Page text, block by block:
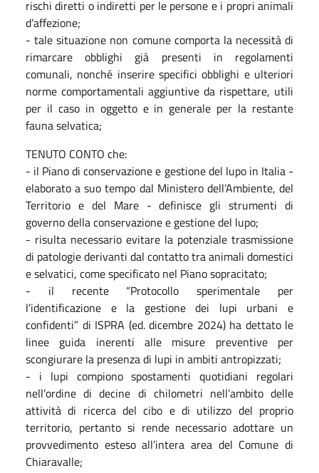
rischi diretti o indiretti per le persone e i propri animali
d’affezione;
- tale situazione non comune comporta la necessità di
rimarcare obblighi già presenti in regolamenti
comunali, nonché inserire specifici obblighi e ulteriori
norme comportamentali aggiuntive da rispettare, utili
per il caso in oggetto e in generale per la restante
fauna selvatica;
TENUTO CONTO che:
- il Piano di conservazione e gestione del lupo in Italia -
elaborato a suo tempo dal Ministero dell’Ambiente, del
Territorio e del Mare - definisce gli strumenti di
governo della conservazione e gestione del lupo;
- risulta necessario evitare la potenziale trasmissione
di patologie derivanti dal contatto tra animali domestici
e selvatici, come specificato nel Piano sopracitato;
- il recente “Protocollo sperimentale per
l’identificazione e la gestione dei lupi urbani e
confidenti” di ISPRA (ed. dicembre 2024) ha dettato le
linee guida inerenti alle misure preventive per
scongiurare la presenza di lupi in ambiti antropizzati;
- i lupi compiono spostamenti quotidiani regolari
nell’ordine di decine di chilometri nell’ambito delle
attività di ricerca del cibo e di utilizzo del proprio
territorio, pertanto si rende necessario adottare un
provvedimento esteso all’intera area del Comune di
Chiaravalle;